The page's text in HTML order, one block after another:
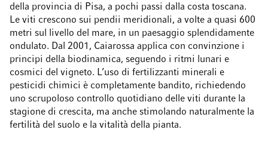
della provincia di Pisa, a pochi passi dalla costa toscana.
Le viti crescono sui pendii meridionali, a volte a quasi 600
metri sul livello del mare, in un paesaggio splendidamente
ondulato. Dal 2001, Caiarossa applica con convinzione i
principi della biodinamica, seguendo i ritmi lunari e
cosmici del vigneto. L’uso di fertilizzanti minerali e
pesticidi chimici è completamente bandito, richiedendo
uno scrupoloso controllo quotidiano delle viti durante la
stagione di crescita, ma anche stimolando naturalmente la
fertilità del suolo e la vitalità della pianta.